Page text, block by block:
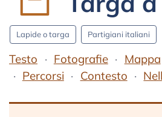
Lapide o targa Partigiani italiani
Testo Fotografie Mappa
Percorsi
Contesto